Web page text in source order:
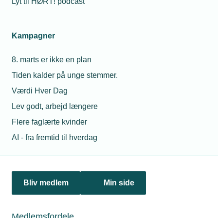
Kampagner
8. marts er ikke en plan
Tiden kalder på unge stemmer.
Værdi Hver Dag
Lev godt, arbejd længere
Flere faglærte kvinder
AI - fra fremtid til hverdag
Bliv medlem Min side
01. marts 2021
Høje stålpriser udskyder ordrer
Hos SteelXperts i Holstebro har de høje stålpriser fået
produktion af tanke i sort stål. Tidligere lå ordrerne til en